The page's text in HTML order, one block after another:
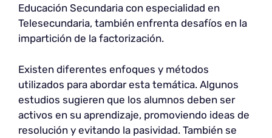
Educación Secundaria con especialidad en
Telesecundaria, también enfrenta desafíos en la
impartición de la factorización.
Existen diferentes enfoques y métodos
utilizados para abordar esta temática. Algunos
estudios sugieren que los alumnos deben ser
activos en su aprendizaje, promoviendo ideas de
resolución y evitando la pasividad. También se